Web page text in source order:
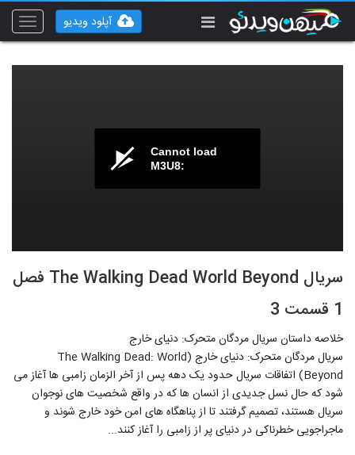
Toggle
آپلود ویدیو
Cannot load
M3U8:
سریال The Walking Dead World Beyond فصل
1 قسمت 3
خلاصه داستان سریال مردگان متحرک: دنیای خارج
سریال مردگان متحرک: دنیای خارج (The Walking Dead: World
Beyond) اتفاقات سریال حدود یک دهه پس از آخر الزمان زامبی ها آغاز می
شود که حال نسل جدیدی از انسان ها که در واقع شخصیت های نوجوان
سریال هستند، تصمیم گرفتند تا از پناهگاه های امن خود خارج شوند و
ماجراجویی خطرناکی در دنیای پر از زامبی را آغاز کنند...